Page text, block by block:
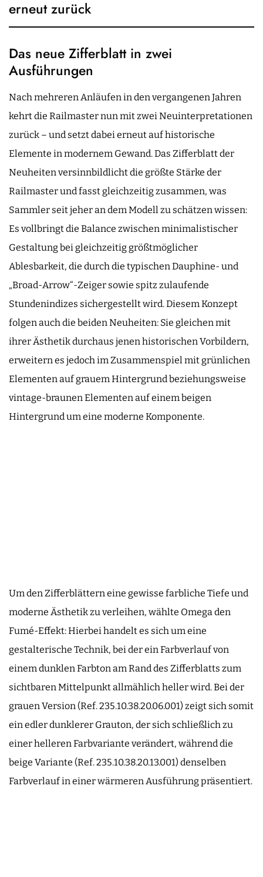
erneut zurück
Das neue Zifferblatt in zwei
Ausführungen
Nach mehreren Anläufen in den vergangenen Jahren
kehrt die Railmaster nun mit zwei Neuinterpretationen
zurück – und setzt dabei erneut auf historische
Elemente in modernem Gewand. Das Zifferblatt der
Neuheiten versinnbildlicht die größte Stärke der
Railmaster und fasst gleichzeitig zusammen, was
Sammler seit jeher an dem Modell zu schätzen wissen:
Es vollbringt die Balance zwischen minimalistischer
Gestaltung bei gleichzeitig größtmöglicher
Ablesbarkeit, die durch die typischen Dauphine- und
„Broad-Arrow“-Zeiger sowie spitz zulaufende
Stundenindizes sichergestellt wird. Diesem Konzept
folgen auch die beiden Neuheiten: Sie gleichen mit
ihrer Ästhetik durchaus jenen historischen Vorbildern,
erweitern es jedoch im Zusammenspiel mit grünlichen
Elementen auf grauem Hintergrund beziehungsweise
vintage-braunen Elementen auf einem beigen
Hintergrund um eine moderne Komponente.
Um den Zifferblättern eine gewisse farbliche Tiefe und
moderne Ästhetik zu verleihen, wählte Omega den
Fumé-Effekt: Hierbei handelt es sich um eine
gestalterische Technik, bei der ein Farbverlauf von
einem dunklen Farbton am Rand des Zifferblatts zum
sichtbaren Mittelpunkt allmählich heller wird. Bei der
grauen Version (Ref. 235.10.38.20.06.001) zeigt sich somit
ein edler dunklerer Grauton, der sich schließlich zu
einer helleren Farbvariante verändert, während die
beige Variante (Ref. 235.10.38.20.13.001) denselben
Farbverlauf in einer wärmeren Ausführung präsentiert.